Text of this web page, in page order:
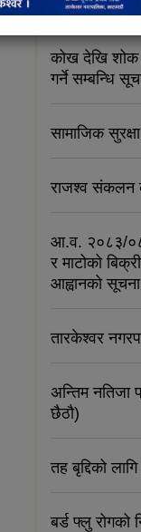
सूचना
कोख देखि शोक
गर्ने सम्बन्धि
सामाजिक
राजश्व संकलन
आ.व. २०८३/
र माटोको
आह्वानको सूचना
तारकेश्वर
अन्तिम नतिजा
छैठौ)
तह बृद्दिको
बर्ड फ्लु रोगको